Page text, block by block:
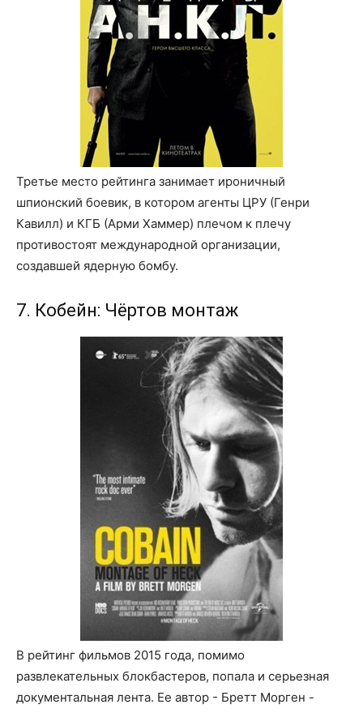
Третье место рейтинга занимает ироничный
шпионский боевик, в котором агенты ЦРУ (Генри
Кавилл) и КГБ (Арми Хаммер) плечом к плечу
противостоят международной организации,
создавшей ядерную бомбу.
7. Кобейн: Чёртов монтаж
В рейтинг фильмов 2015 года, помимо
развлекательных блокбастеров, попала и серьезная
документальная лента. Ее автор - Бретт Морген -